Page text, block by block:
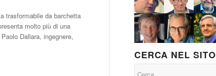
trasformabile da barchetta
molto più di una
Dallara, ingegnere,
CERCA NEL SITO